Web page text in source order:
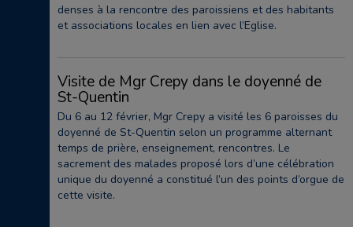
denses à la rencontre des paroissiens et des habitants
et associations locales en lien avec l’Eglise.
Visite de Mgr Crepy dans le doyenné de
St-Quentin
Du 6 au 12 février, Mgr Crepy a visité les 6 paroisses du
doyenné de St-Quentin selon un programme alternant
temps de prière, enseignement, rencontres. Le
sacrement des malades proposé lors d’une célébration
unique du doyenné a constitué l’un des points d’orgue de
cette visite.